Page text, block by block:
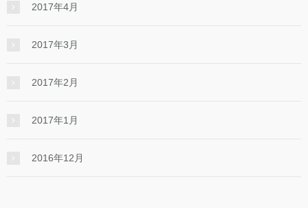
2017年4月
2017年3月
2017年2月
2017年1月
2016年12月